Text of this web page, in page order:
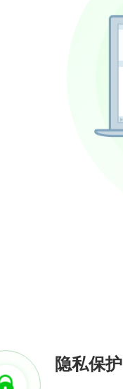
隐私保护